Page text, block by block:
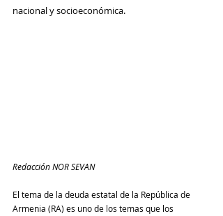
nacional y socioeconómica.
Redacción NOR SEVAN
El tema de la deuda estatal de la República de
Armenia (RA) es uno de los temas que los